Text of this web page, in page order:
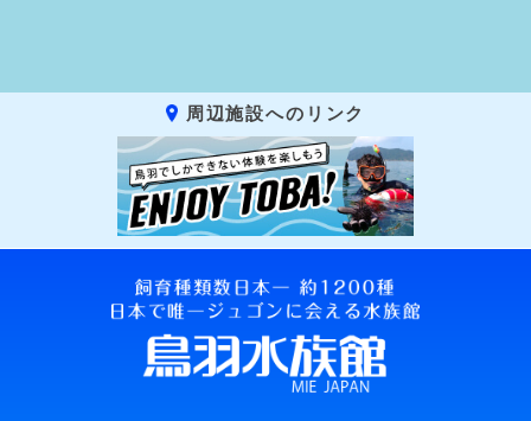
周辺施設へのリンク